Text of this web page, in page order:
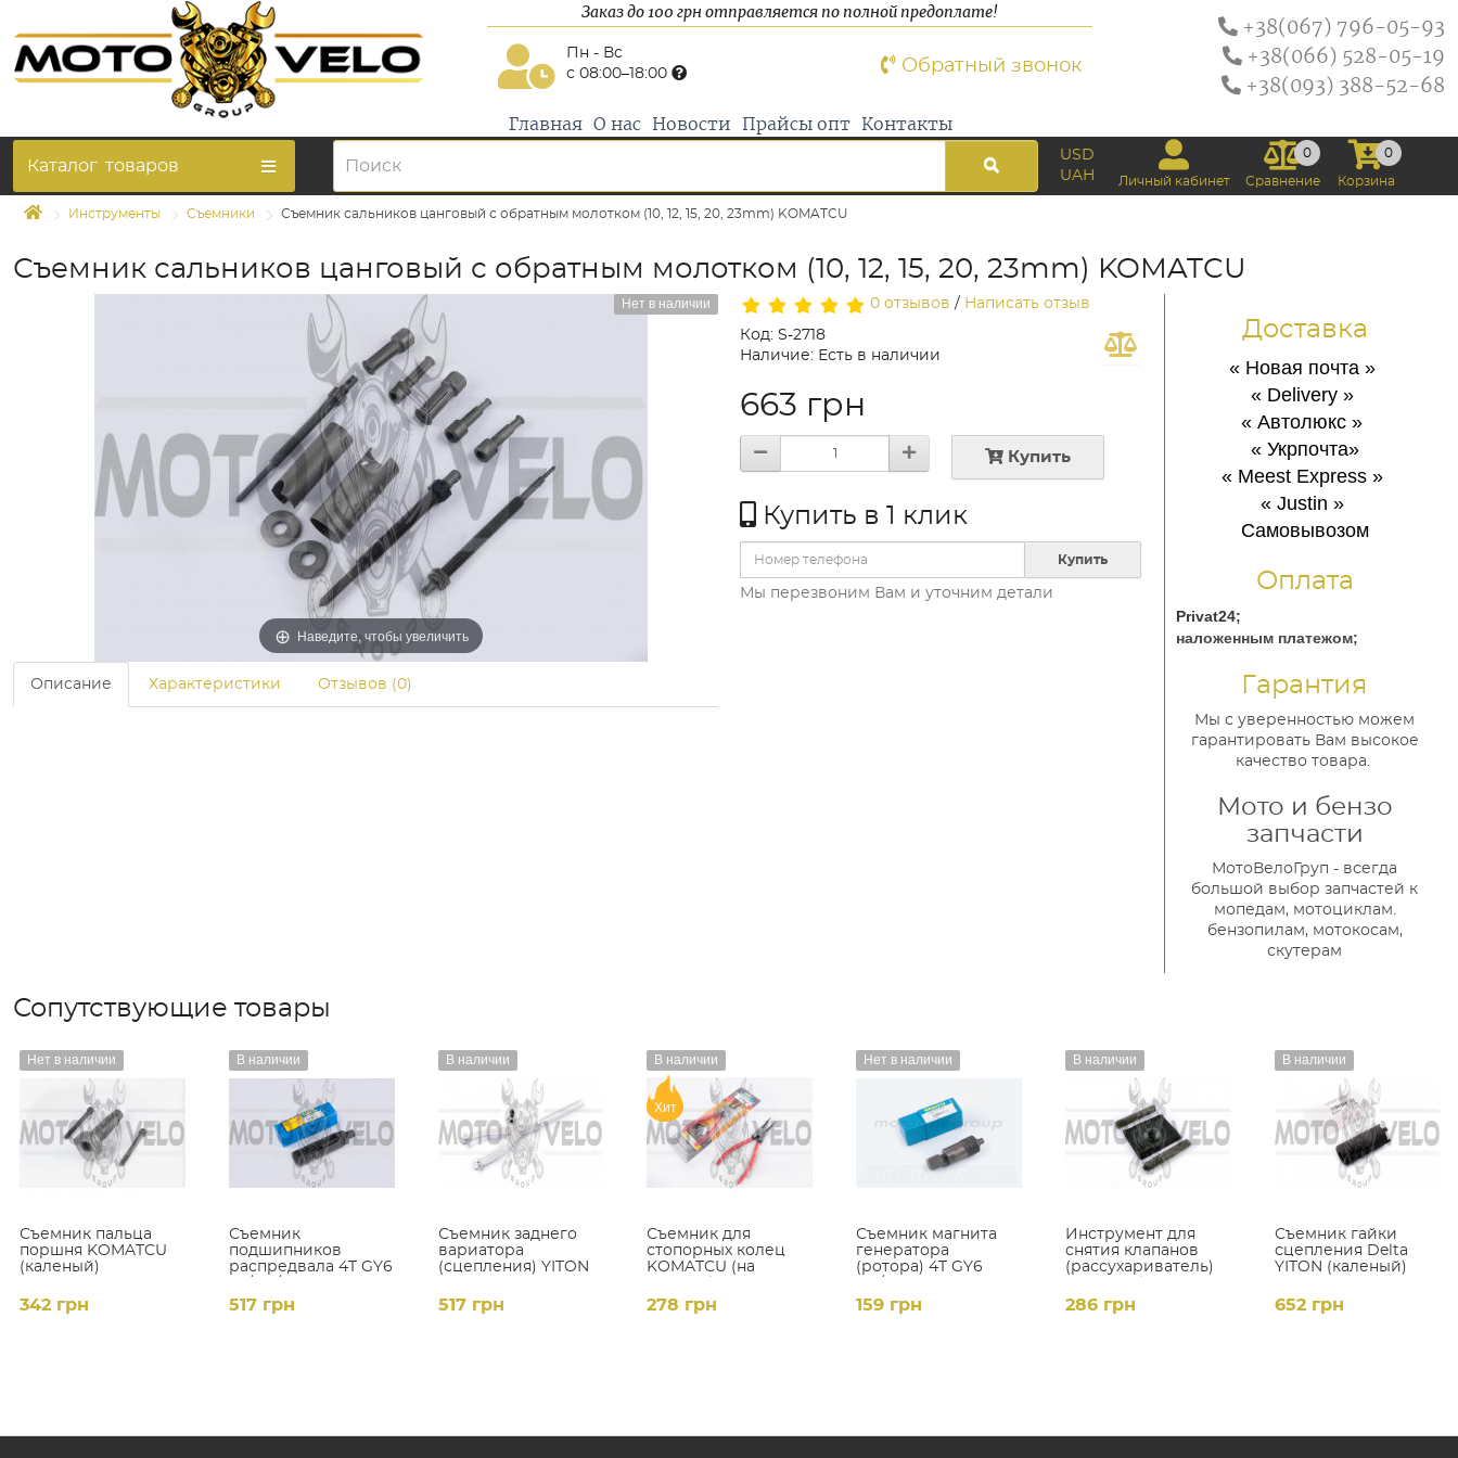
Заказ до 100 грн отправляется по полной предоплате!
Пн - Вс
с 08:00–18:00
Обратный звонок
Главная О нас Новости Прайсы опт Контакты
+38(067) 796-05-93
+38(066) 528-05-19
+38(093) 388-52-68
Каталог товаров
USD
UAH
Личный кабинет
0
Сравнение
0
Корзина
Инструменты Съемники Съемник сальников цанговый с обратным молотком (10, 12, 15, 20, 23mm) KOMATCU
Съемник сальников цанговый с обратным молотком (10, 12, 15, 20, 23mm) KOMATCU
Нет в наличии
Наведите, чтобы увеличить
Описание Характеристики Отзывов (0)
0 отзывов / Написать отзыв
Код: S-2718
Наличие: Есть в наличии
663 грн
Купить
Купить в 1 клик
Купить
Мы перезвоним Вам и уточним детали
Доставка
« Новая почта »
« Delivery »
« Автолюкс»
« Укрпочта»
« Meest Express »
« Justin »
Самовывозом
Оплата
Privat24;
наложенным платежом;
Гарантия
Мы с уверенностью можем
гарантировать Вам высокое
качество товара.
Мото и бензо
запчасти
МотоВелоГруп - всегда
большой выбор запчастей к
мопедам, мотоциклам.
бензопилам, мотокосам,
скутерам
Сопутствующие товары
Съемник пальца
поршня KOMATCU
(каленый)
Нет в наличии
342 грн
Съемник
подшипников
распредвала 4T GY6
В наличии
517 грн
Съемник заднего
вариатора
(сцепления) YITON
В наличии
517 грн
Съемник для
стопорных колец
KOMATCU (на
В наличии
Хит
278 грн
Съемник магнита
генератора
(ротора) 4T GY6
Нет в наличии
159 грн
Инструмент для
снятия клапанов
(рассухариватель)
В наличии
286 грн
Съемник гайки
сцепления Delta
YITON (каленый)
В наличии
652 грн